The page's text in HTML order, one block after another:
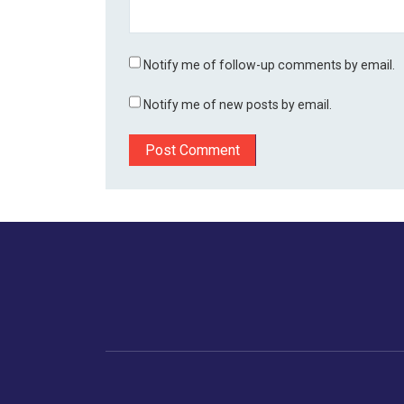
Notify me of follow-up comments by email.
Notify me of new posts by email.